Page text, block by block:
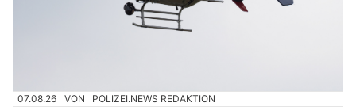
07.08.26 VON POLIZEI.NEWS REDAKTION